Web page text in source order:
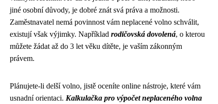
jiné osobní důvody, je dobré znát svá práva a možnosti.
Zaměstnavatel nemá povinnost vám neplacené volno schválit,
existují však výjimky. Například rodičovská dovolená, o kterou
můžete žádat až do 3 let věku dítěte, je vaším zákonným
právem.
Plánujete-li delší volno, jistě oceníte online nástroje, které vám
usnadní orientaci. Kalkulačka pro výpočet neplaceného volna